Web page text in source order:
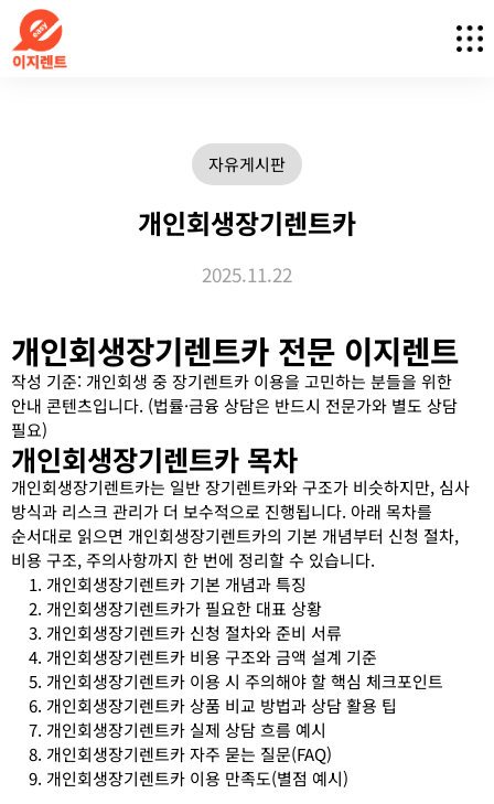
자유게시판
개인회생장기렌트카
2025.11.22
개인회생장기렌트카 전문 이지렌트
작성 기준: 개인회생 중 장기렌트카 이용을 고민하는 분들을 위한
안내 콘텐츠입니다. (법률·금융 상담은 반드시 전문가와 별도 상담
필요)
개인회생장기렌트카 목차
개인회생장기렌트카는 일반 장기렌트카와 구조가 비슷하지만, 심사
방식과 리스크 관리가 더 보수적으로 진행됩니다. 아래 목차를
순서대로 읽으면 개인회생장기렌트카의 기본 개념부터 신청 절차,
비용 구조, 주의사항까지 한 번에 정리할 수 있습니다.
개인회생장기렌트카 기본 개념과 특징
개인회생장기렌트카가 필요한 대표 상황
개인회생장기렌트카 신청 절차와 준비 서류
개인회생장기렌트카 비용 구조와 금액 설계 기준
개인회생장기렌트카 이용 시 주의해야 할 핵심 체크포인트
개인회생장기렌트카 상품 비교 방법과 상담 활용 팁
개인회생장기렌트카 실제 상담 흐름 예시
개인회생장기렌트카 자주 묻는 질문(FAQ)
개인회생장기렌트카 이용 만족도(별점 예시)